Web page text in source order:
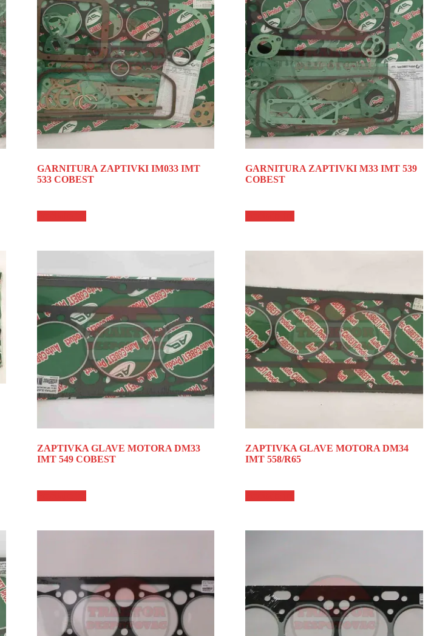
GARNITURA ZAPTIVKI IM033 IMT
533 COBEST
GARNITURA ZAPTIVKI M33 IMT 539
COBEST
ZAPTIVKA GLAVE MOTORA DM33
IMT 549 COBEST
ZAPTIVKA GLAVE MOTORA DM34
IMT 558/R65